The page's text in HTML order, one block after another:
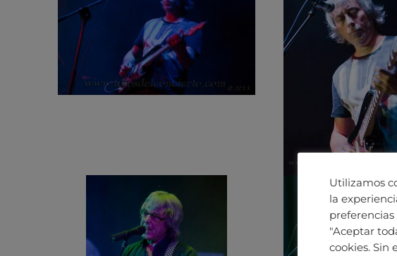
Utilizamos
la
preferencias
"Aceptar
cookies. Sin